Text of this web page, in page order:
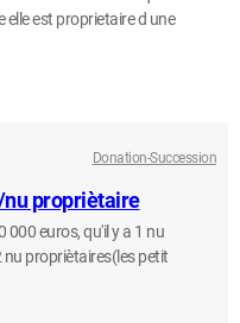
elle est proprietaire d une
Donation-Succession
propriètaire
000 euros, qu'il y a 1 nu
propriètaires(les petit